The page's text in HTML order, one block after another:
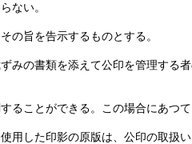
ない。
の旨を告示するものとする。
みの書類を添えて公印を管理する
ることができる。
この場合にあつ
用した印影の原版は、公印の取扱